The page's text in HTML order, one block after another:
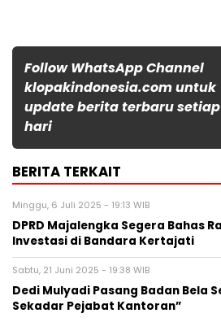
Follow WhatsApp Channel
klopakindonesia.com untuk
update berita terbaru setiap
hari
BERITA TERKAIT
Minggu, 6 Juli 2025 - 19:13 WIB
DPRD Majalengka Segera Bahas
Investasi di Bandara Kertajati
Sabtu, 21 Juni 2025 - 19:38 WIB
Dedi Mulyadi Pasang Badan Bela
Sekadar Pejabat Kantoran”